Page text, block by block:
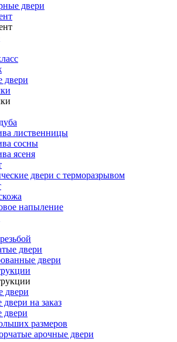
двери
двери
лиственницы
сосны
ясеня
двери с терморазрывом
напыление
двери
двери
двери
на заказ
двери
размеров
арочные двери